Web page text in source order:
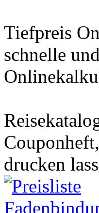
Tiefpreis
schnelle
drucken